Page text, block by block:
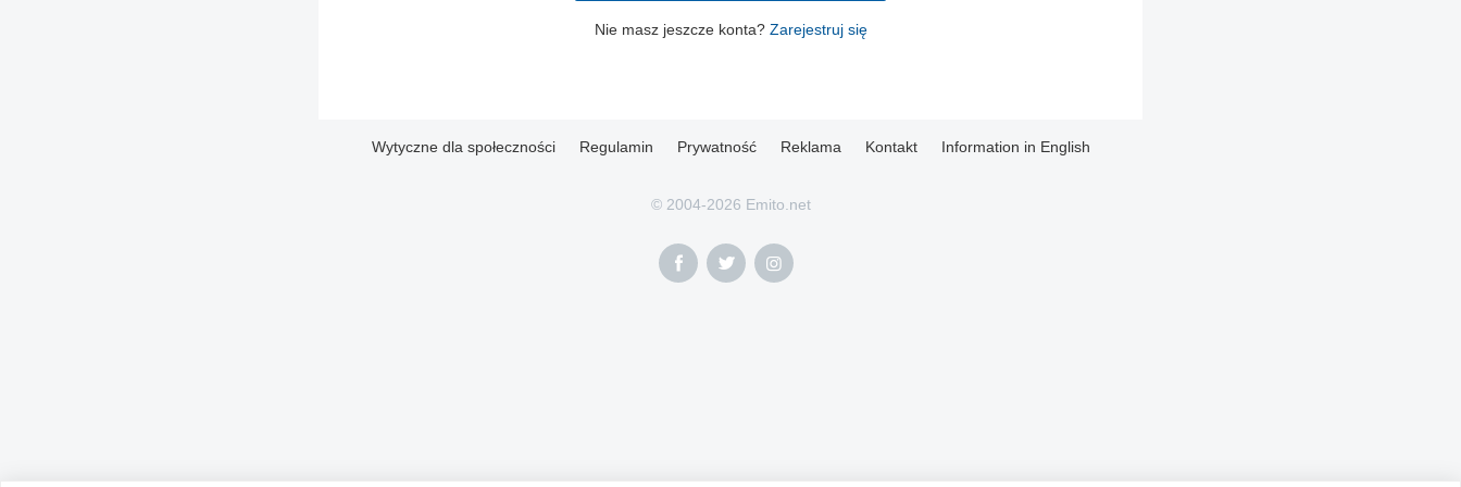
Nie masz jeszcze konta? Zarejestruj się
Wytyczne dla społeczności Regulamin Prywatność Reklama Kontakt Information in English
© 2004-2026 Emito.net